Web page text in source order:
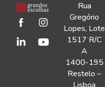
Rua
Gregório
Lopes, Lote
1517 R/C
A
1400-195
Restelo –